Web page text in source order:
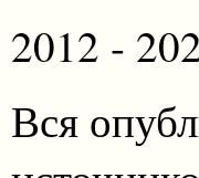
2012 -
Вся